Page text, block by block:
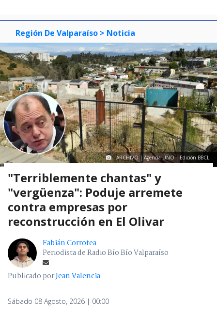
Región De Valparaíso > Noticia
ARCHIVO | Agencia UNO | Edición BBCL
"Terriblemente chantas" y
"vergüenza": Poduje arremete
contra empresas por
reconstrucción en El Olivar
Fabián Corrotea
Periodista de Radio Bío Bío Valparaíso
Publicado porJean Valencia
Sábado 08 Agosto, 2026 | 00:00